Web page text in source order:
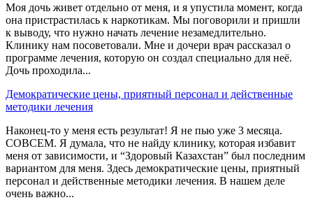
Моя дочь живет отдельно от меня, и я упустила момент, когда
она пристрастилась к наркотикам. Мы поговорили и пришли
к выводу, что нужно начать лечение незамедлительно.
Клинику нам посоветовали. Мне и дочери врач рассказал о
программе лечения, которую он создал специально для неё.
Дочь проходила...
Демократические цены, приятный персонал и действенные
методики лечения
Наконец-то у меня есть результат! Я не пью уже 3 месяца.
СОВСЕМ. Я думала, что не найду клинику, которая избавит
меня от зависимости, и “Здоровый Казахстан” был последним
вариантом для меня. Здесь демократические цены, приятный
персонал и действенные методики лечения. В нашем деле
очень важно...